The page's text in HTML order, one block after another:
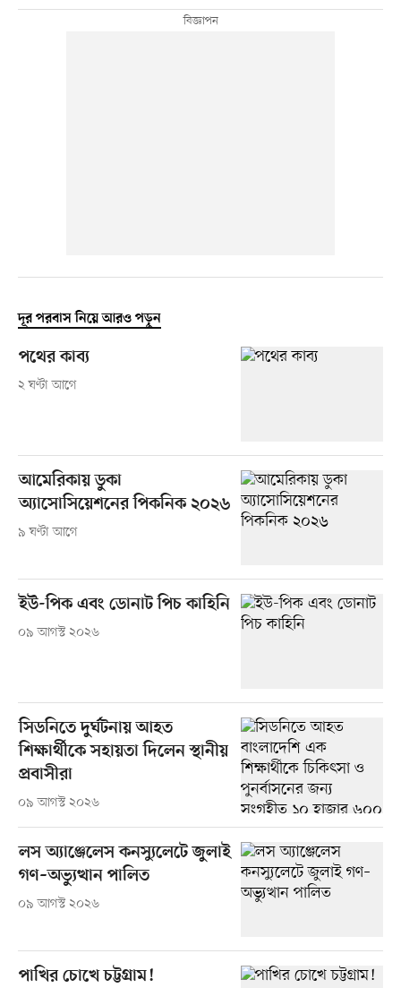
দূর পরবাস নিয়ে আরও পড়ুন
পথের কাব্য
২ ঘণ্টা আগে
আমেরিকায় ডুকা
অ্যাসোসিয়েশনের পিকনিক ২০২৬
৯ ঘণ্টা আগে
ইউ-পিক এবং ডোনাট পিচ কাহিনি
০৯ আগস্ট ২০২৬
সিডনিতে দুর্ঘটনায় আহত
শিক্ষার্থীকে সহায়তা দিলেন স্থানীয়
প্রবাসীরা
০৯ আগস্ট ২০২৬
লস অ্যাঞ্জেলেস কনস্যুলেটে জুলাই
গণ–অভ্যুত্থান পালিত
০৯ আগস্ট ২০২৬
পাখির চোখে চট্টগ্রাম!